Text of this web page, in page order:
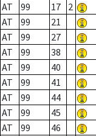
AT
99 17 2
AT
99 21
AT
99 27
AT
99 38
AT
99 40
AT
99 41
AT
99 44
AT
99 45
AT
99 46